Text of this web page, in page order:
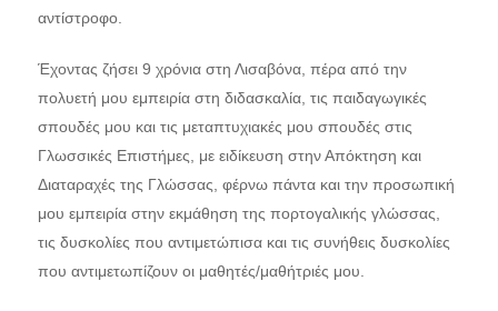
αντίστροφο.
Έχοντας ζήσει 9 χρόνια στη Λισαβόνα, πέρα από την
πολυετή μου εμπειρία στη διδασκαλία, τις παιδαγωγικές
σπουδές μου και τις μεταπτυχιακές μου σπουδές στις
Γλωσσικές Επιστήμες, με ειδίκευση στην Απόκτηση και
Διαταραχές της Γλώσσας, φέρνω πάντα και την προσωπική
μου εμπειρία στην εκμάθηση της πορτογαλικής γλώσσας,
τις δυσκολίες που αντιμετώπισα και τις συνήθεις δυσκολίες
που αντιμετωπίζουν οι μαθητές/μαθήτριές μου.